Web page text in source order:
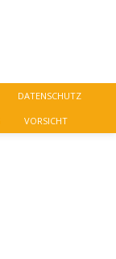
DATENSCHUTZ
VORSICHT